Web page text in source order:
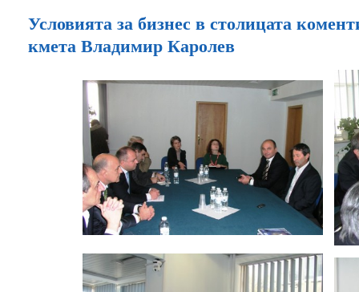
Условията за бизнес в столицата
кмета Владимир Каролев